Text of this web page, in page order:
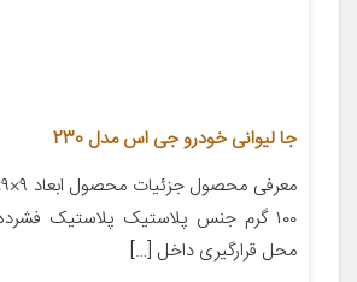
جا لیوانی خودرو جی اس مدل 230
محل قرارگیری داخل […]